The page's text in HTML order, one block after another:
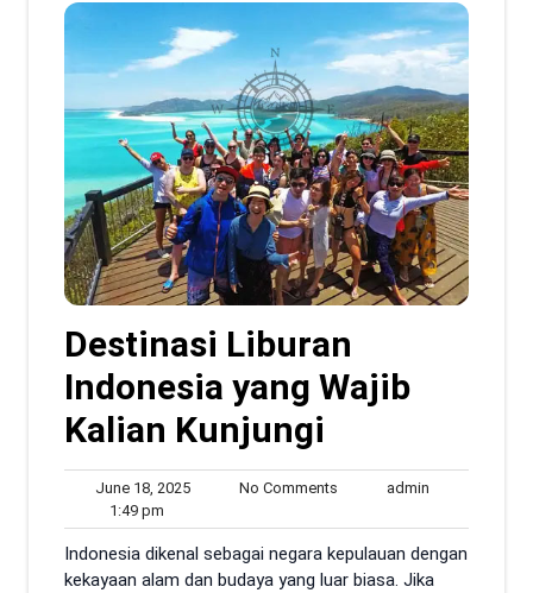
Destinasi Liburan
Indonesia yang Wajib
Kalian Kunjungi
June 18, 2025June
2025
No Comments admin
1:49 pm
pm
Indonesia dikenal sebagai negara kepulauan dengan
kekayaan alam dan budaya yang luar biasa. Jika